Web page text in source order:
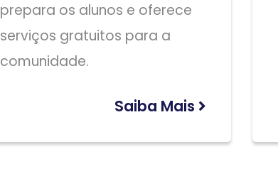
prepara os alunos e oferece
serviços gratuitos para a
comunidade.
Saiba Mais